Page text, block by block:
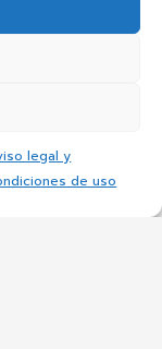
legal y
de uso